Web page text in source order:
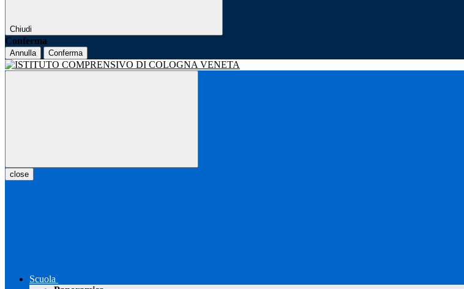
Chiudi
Conferma
Annulla Conferma
close
Scuola